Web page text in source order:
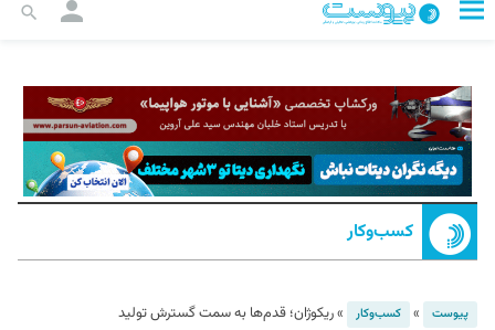
کسب‌و‌کار
پیوست » کسب‌و‌کار »ریکوژان؛ قدم‌ها به سمت گسترش تولید